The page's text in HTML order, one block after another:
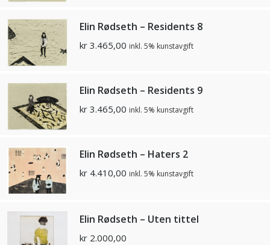
Elin Rødseth – Residents 8
kr 3.465,00 inkl. 5% kunstavgift
Elin Rødseth – Residents 9
kr 3.465,00 inkl. 5% kunstavgift
Elin Rødseth – Haters 2
kr 4.410,00 inkl. 5% kunstavgift
Elin Rødseth – Uten tittel
kr 2.000,00